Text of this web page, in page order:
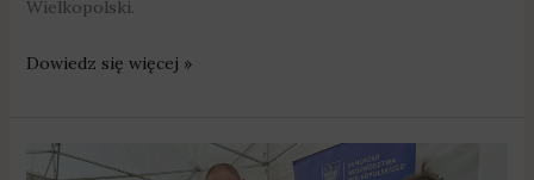
Wielkopolski.
Dowiedz się więcej »
Gospodynie